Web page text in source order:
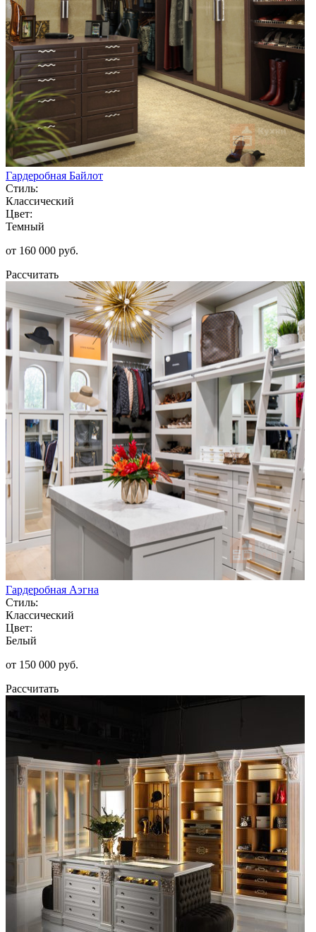
Гардеробная Байлот
Стиль:
Классический
Цвет:
Темный
от 160 000 руб.
Рассчитать
Гардеробная Аэгна
Стиль:
Классический
Цвет:
Белый
от 150 000 руб.
Рассчитать